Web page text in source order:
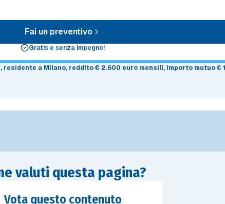
Fai un preventivo
Gratis e senza impegno!
residente a Milano, reddito € 2.600 euro mensili, importo mutuo€
valuti questa pagina?
Vota questo contenuto